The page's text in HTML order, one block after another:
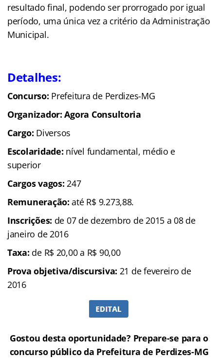
resultado final, podendo ser prorrogado por igual
período, uma única vez a critério da Administração
Municipal.
Detalhes:
Concurso: Prefeitura de Perdizes-MG
Organizador: Agora Consultoria
Cargo: Diversos
Escolaridade: nível fundamental, médio e
superior
Cargos vagos: 247
Remuneração: até R$ 9.273,88.
Inscrições: de 07 de dezembro de 2015 a 08 de
janeiro de 2016
Taxa: de R$ 20,00 a R$ 90,00
Prova objetiva/discursiva: 21 de fevereiro de
2016
Gostou desta oportunidade? Prepare-se para o
concurso público da Prefeitura de Perdizes-MG